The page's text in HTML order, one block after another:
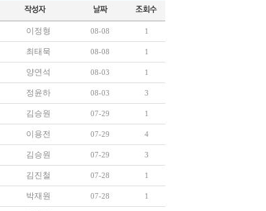
이정형 08-08 1
최태묵 08-08 1
양연석 08-03 1
정윤하 08-03 3
김승원 07-29 1
이용전 07-29 4
김승원 07-29 3
김진철 07-28 1
박재원 07-28 1